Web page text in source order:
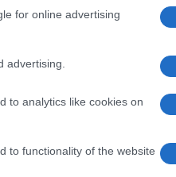
for online advertising
advertising.
to analytics like cookies on
to functionality of the website